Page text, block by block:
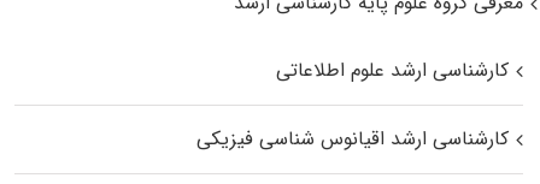
کارشناسی ارشد علوم اطلاعاتی
کارشناسی ارشد اقیانوس‌ شناسی فیزیکی